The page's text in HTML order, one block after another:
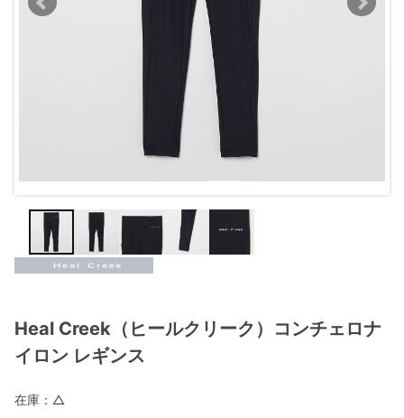
Heal Creek（ヒールクリーク）コンチェロナ
イロン レギンス
在庫： △